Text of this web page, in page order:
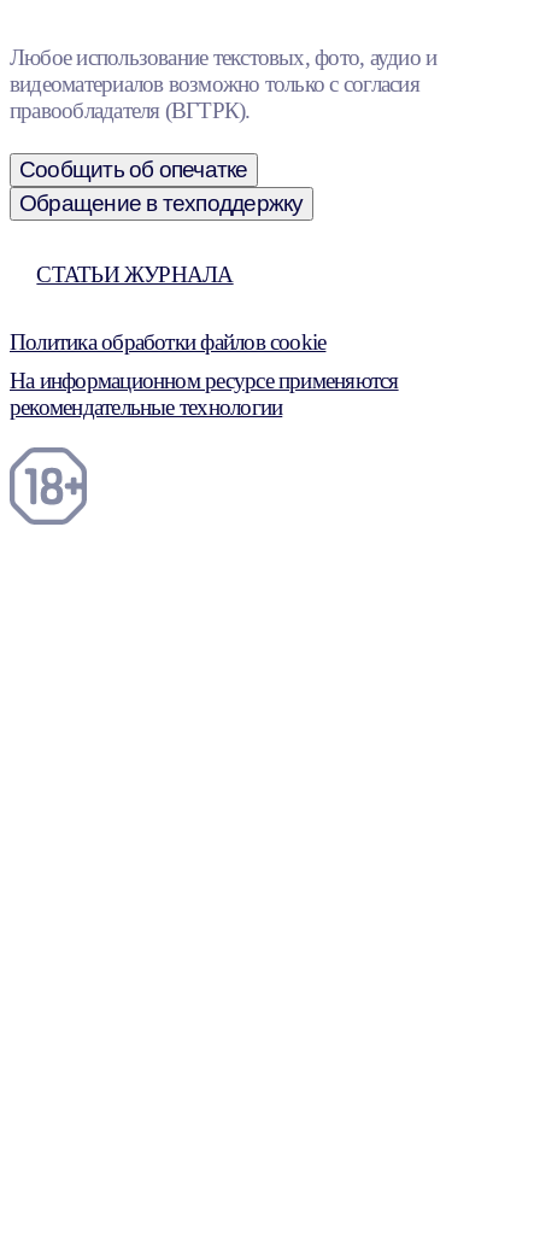
Любое использование текстовых, фото, аудио и
видеоматериалов возможно только с согласия
правообладателя (ВГТРК).
Сообщить об опечатке
Обращение в техподдержку
СТАТЬИ ЖУРНАЛА
Политика обработки файлов cookie
На информационном ресурсе применяются
рекомендательные технологии